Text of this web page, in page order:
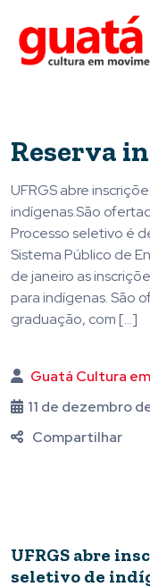
Reserva
UFRGS abre
indígenas.São
Processo seletivo é
Sistema Público de
de janeiro as
para indígenas. São
graduação, com […]
Guatá Cultura
11 de dezembro
Compartilhar
UFRGS abre
seletivo de